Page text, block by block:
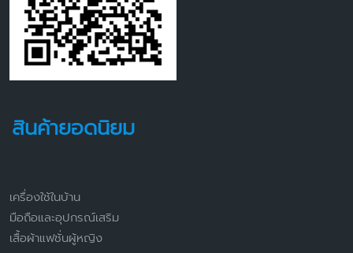
สินค้ายอดนิยม
เครื่องใช้ในบ้าน
มือถือและอุปกรณ์เสริม
เสื้อผ้าแฟชั่นผู้หญิง